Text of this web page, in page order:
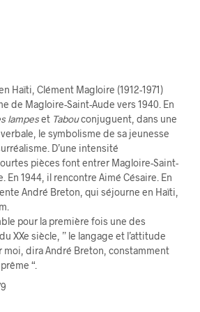
Haïti, Clément Magloire (1912-1971)
de Magloire-Saint-Aude vers 1940. En
lampeset Tabouconjuguent, dans une
le symbolisme de sa jeunesse
D’une intensité
pièces font entrer Magloire-Saint-
En 1944, il rencontre Aimé Césaire. En
André Breton, qui séjourne en Haïti,
pour la première fois une des
XXe siècle, ” le langage et l’attitude
moi, dira André Breton, constamment
“.